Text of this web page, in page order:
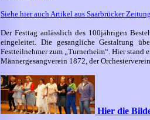
Siehe hier auch Artikel aus Saarbrücker
Der Festtag anlässlich des 100jährigen
eingeleitet. Die gesangliche Gestaltung
Festteilnehmer zum „Turnerheim“. Hier
Männergesangverein 1872, der
Hier die